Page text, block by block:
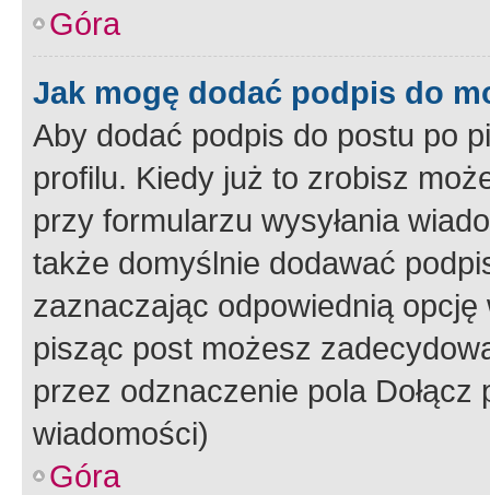
Góra
Jak mogę dodać podpis do
Aby dodać podpis do postu po
profilu. Kiedy już to zrobisz
przy formularzu wysyłania
także domyślnie dodawać
zaznaczając odpowiednią
pisząc post możesz
przez odznaczenie pola
wiadomości)
Góra